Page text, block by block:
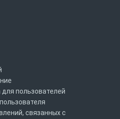
пользователей
связанных с